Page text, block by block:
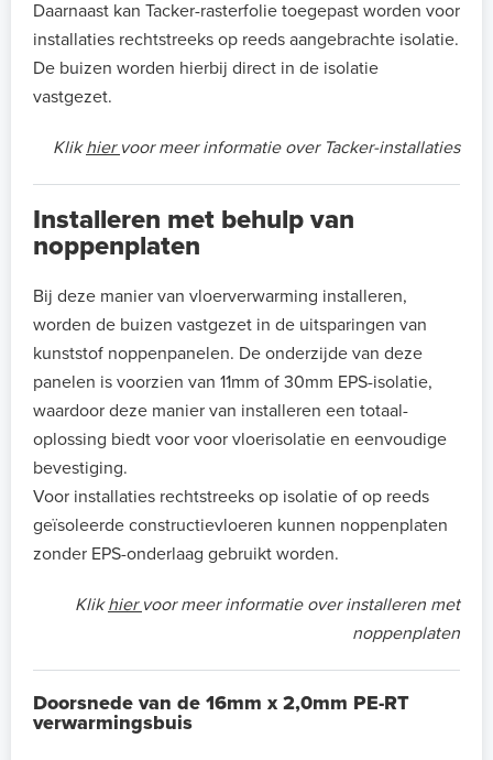
Daarnaast kan Tacker-rasterfolie toegepast worden voor
installaties rechtstreeks op reeds aangebrachte isolatie.
De buizen worden hierbij direct in de isolatie
vastgezet.
Klikhier voor meer informatie over Tacker-installaties
Installeren met behulp van
noppenplaten
Bij deze manier van vloerverwarming installeren,
worden de buizen vastgezet in de uitsparingen van
kunststof noppenpanelen. De onderzijde van deze
panelen is voorzien van 11mm of 30mm EPS-isolatie,
waardoor deze manier van installeren een totaal-
oplossing biedt voor voor vloerisolatie en eenvoudige
bevestiging.
Voor installaties rechtstreeks op isolatie of op reeds
geïsoleerde constructievloeren kunnen noppenplaten
zonder EPS-onderlaag gebruikt worden.
Klikhier voor meer informatie over installeren met
noppenplaten
Doorsnede van de 16mm x 2,0mm PE-RT
verwarmingsbuis